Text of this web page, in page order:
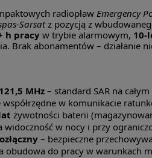
radiopław Emergency
Sarsatz pozycją z
h pracyw trybie alarmowym, 10-
Brak abonamentów – działanie
MHz– standard SAR na
współrzędne w komunikacie
żywotności baterii
widoczność w nocy i przy
– bezpieczne
obudowa do pracy w warunkach